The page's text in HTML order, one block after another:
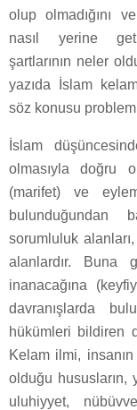
olup olmadığını
nasıl yerine
şartlarının neler
yazıda İslam
söz konusu
İslam
olmasıyla doğru
(marifet) ve
bulunduğundan
sorumluluk
alanlardır. Buna
inanacağına
davranışlarda
hükümleri bildiren
Kelam ilmi,
olduğu hususların,
uluhiyyet,